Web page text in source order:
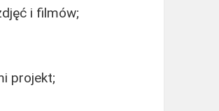
i filmów;
projekt;